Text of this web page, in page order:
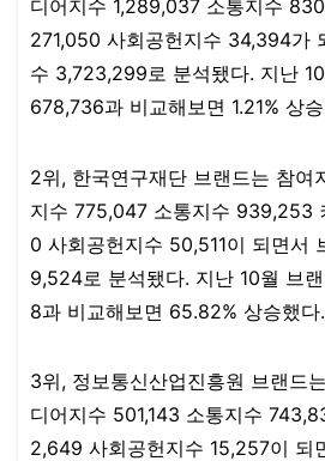
디어지수 1,289,037 소통지수
271,050 사회공헌지수 34,394가
수 3,723,299로 분석됐다. 지난
678,736과 비교해보면 1.21% 상
2위, 한국연구재단 브랜드는 참여
지수 775,047 소통지수 939,253
0 사회공헌지수 50,511이 되면서
9,524로 분석됐다. 지난 10월 브
8과 비교해보면 65.82% 상승했다.​
3위, 정보통신산업진흥원 브랜드
디어지수 501,143 소통지수
2,649 사회공헌지수 15,257이 되